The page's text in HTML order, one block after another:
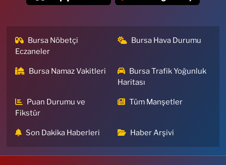
Bursa Nöbetçi
Eczaneler
Bursa Hava Durumu
Bursa Namaz Vakitleri
Bursa Trafik Yoğunluk
Haritası
Puan Durumu ve
Fikstür
Tüm Manşetler
Son Dakika Haberleri Haber Arşivi